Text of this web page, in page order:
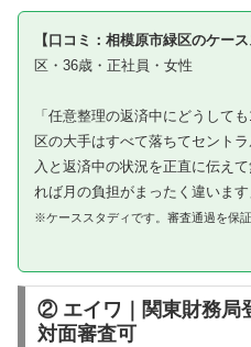
【口コミ：相模原市緑区のケース
区・36歳・正社員・女性
「任意整理の返済中にどうして
区の大手はすべて落ちてセント
入と返済中の状況を正直に伝え
れば月の負担がまったく違います
※ケーススタディです。審査通過を保
② エイワ｜関東財務局
対面審査可